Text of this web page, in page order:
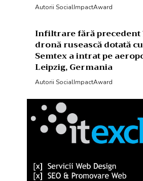
Autorii SocialImpactAward
Infiltrare fără precedent
dronă rusească dotată
Semtex a intrat pe
Leipzig, Germania
Autorii SocialImpactAward